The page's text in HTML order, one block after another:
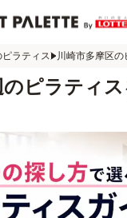
ラティス 川崎市多摩区の
ピラティ